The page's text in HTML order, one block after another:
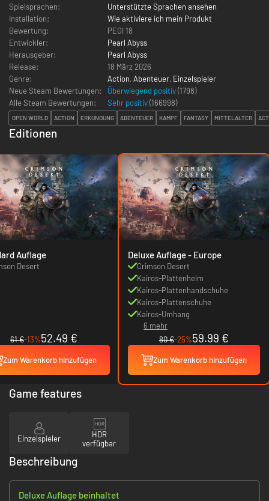
Spielsprachen:
Unterstützte Sprachen ansehen
Installation:
Wie aktiviere ich mein Produkt
Bewertung:
PEGI 18
Entwickler:
Pearl Abyss
Herausgeber:
Pearl Abyss
Release:
18 März 2026
Genre:
Action, Abenteuer, Einzelspieler
Neue Steam Bewertungen:
Überwiegend positiv(1798)
Alle Steam Bewertungen:
Sehr positiv(166998)
OPEN WORLD ACTION ERKUNDUNG ABENTEUER KAMPF FANTASY MITTELALTER
Editionen
Auflage
Desert
61 €-13%52.49 €
Zum Warenkorb hinzufügen
Deluxe Auflage - Europe
Crimson Desert
Kairos-Plattenhelm
Kairos-Plattenhandschuhe
Kairos-Plattenschuhe
Kairos-Umhang
6 mehr
80 €-25%59.99 €
Zum Warenkorb hinzufügen
Game features
Einzelspieler
HDR
verfügbar
Beschreibung
Deluxe Auflage beinhaltet